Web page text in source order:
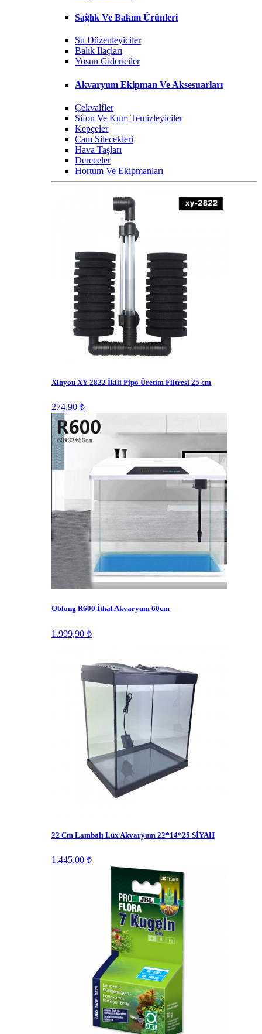
Sağlık Ve Bakım Ürünleri
Su Düzenleyiciler
Balık Ilaçları
Yosun Gidericiler
Akvaryum Ekipman Ve Aksesuarları
Çekvalfler
Sifon Ve Kum Temizleyiciler
Kepçeler
Cam Silecekleri
Hava Taşları
Dereceler
Hortum Ve Ekipmanları
Xinyou XY 2822 İkili Pipo Üretim Filtresi 25 cm
274,90 ₺
Oblong R600 İthal Akvaryum 60cm
1.999,90 ₺
22 Cm Lambalı Lüx Akvaryum 22*14*25 SİYAH
1.445,00 ₺